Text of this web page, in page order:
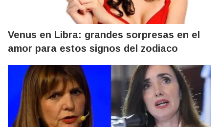
Venus en Libra: grandes sorpresas en el
amor para estos signos del zodiaco